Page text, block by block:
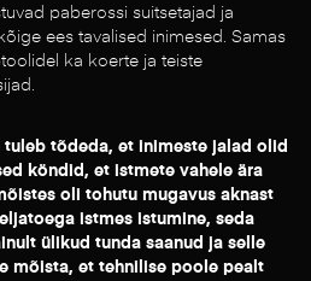
paberossi suitsetajad ja
ees tavalised inimesed. Samas
ka koerte ja teiste
tõdeda, et inimeste jalad olid
köndid, et istmete vahele ära
oli tohutu mugavus aknast
istmes istumine, seda
ülikud tunda saanud ja selle
mõista, et tehnilise poole pealt